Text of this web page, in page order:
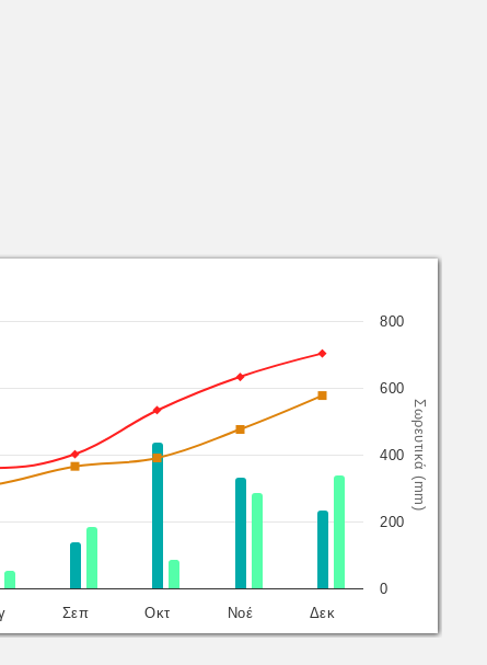
Σωρευτικά (mm)
Σεπ Οκτ Νοέ Δεκ
0
200
400
600
800